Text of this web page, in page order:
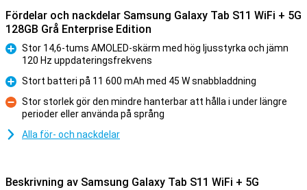
Fördelar och nackdelar Samsung Galaxy Tab S11 WiFi + 5G
128GB Grå Enterprise Edition
Fördelar
Stor 14,6-tums AMOLED-skärm med hög ljusstyrka och jämn
120 Hz uppdateringsfrekvens
Fördelar
Stort batteri på 11 600 mAh med 45 W snabbladdning
Nackdelar
Stor storlek gör den mindre hanterbar att hålla i under längre
perioder eller använda på språng
Alla för- och nackdelar
Beskrivning av Samsung Galaxy Tab S11 WiFi + 5G